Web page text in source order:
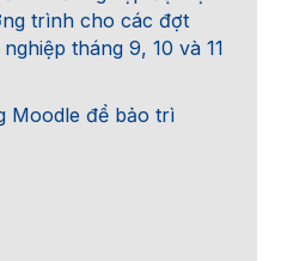
trình cho các đợt
tháng 9, 10 và 11
Moodle để bảo trì